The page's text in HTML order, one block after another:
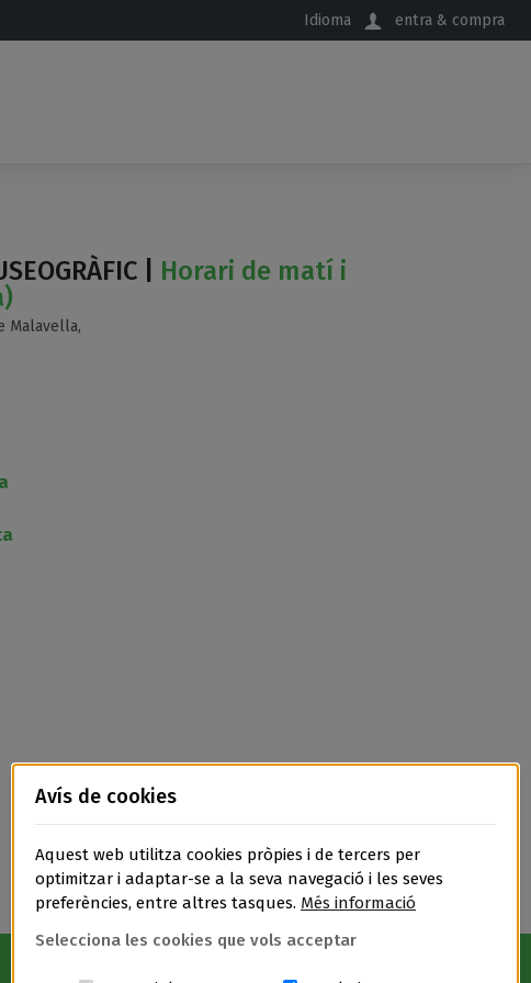
Idioma entra & compra
| Horari de matí i
Malavella,
Avís de cookies
Aquest web utilitza cookies pròpies i de tercers per
optimitzar i adaptar-se a la seva navegació i les seves
preferències, entre altres tasques. Més informació
Selecciona les cookies que vols acceptar